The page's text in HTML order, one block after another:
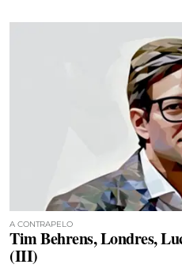
A CONTRAPELO
Tim Behrens, Londres,
(III)